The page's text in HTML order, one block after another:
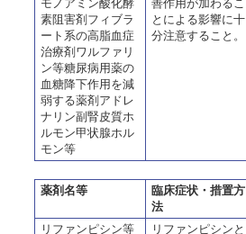
モノアミン酸化酵
素阻害剤フィブラ
ート系の高脂血症
治療剤ワルファリ
ン等糖尿病用薬の
血糖降下作用を減
弱する薬剤アドレ
ナリン副腎皮質ホ
ルモン甲状腺ホル
モン等
善作用が加わるこ
とによる影響に十
分注意すること。
薬剤名等
臨床症状・措置方
法
リファンピシン等
リファンピシンと